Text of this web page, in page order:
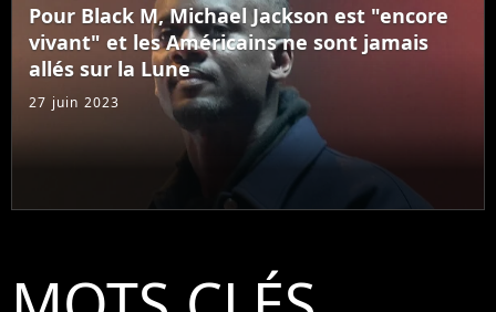
Pour Black M, Michael Jackson est "encore
vivant" et les Américains ne sont jamais
allés sur la Lune
27 juin 2023